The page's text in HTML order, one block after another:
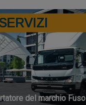
del marchio Fuso